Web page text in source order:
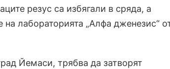
резус са избягали в сряда, а
на лабораторията „Алфа дженезис“
Йемаси, трябва да затворят